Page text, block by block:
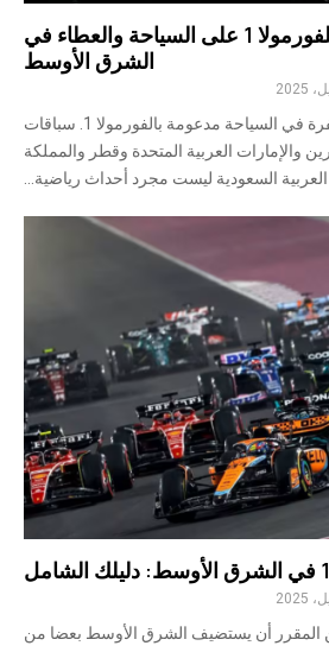
التأثير غير المتوقع للفورمولا 1 على السياحة والعطاء في
الشرق الأوسط
يشهد الشرق الأوسط طفرة في السياحة مدعومة بالفورمولا 1. سباقات
والإمارات العربية المتحدة وقطر والمملكة
العربية السعودية ليست مجرد أحداث رياضية...
المقرر أن يستضيف الشرق الأوسط بعضا من